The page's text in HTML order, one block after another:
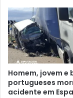
Homem, jovem e
portugueses
acidente em